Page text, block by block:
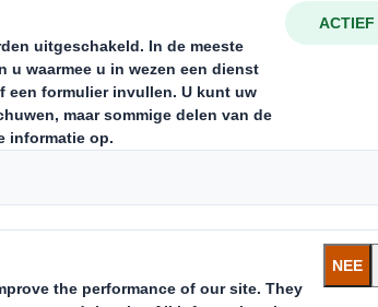
voor
papierfabriek moet
de productiesnelheid
productie-